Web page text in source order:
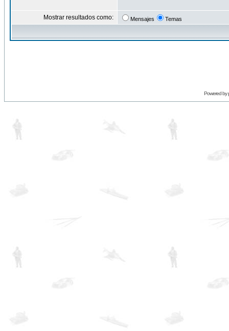
Mostrar resultados como: Mensajes Temas
Powered by